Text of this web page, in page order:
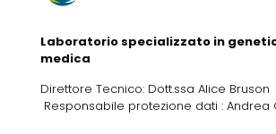
Laboratorio specializzato in
medica
Direttore Tecnico: Dott.ssa Alice Bruson
Responsabile protezione dati : Andrea